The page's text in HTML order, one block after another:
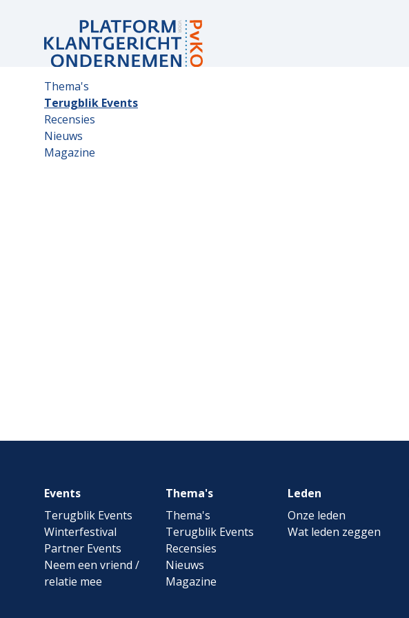
Sub
navigation
Thema's
Terugblik Events
Recensies
Nieuws
Magazine
Footer
navigation
Events
Terugblik Events
Winterfestival
Partner Events
Neem een vriend /
relatie mee
Thema's
Thema's
Terugblik Events
Recensies
Nieuws
Magazine
Leden
Onze leden
Wat leden zeggen